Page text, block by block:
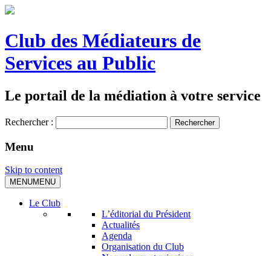
Club des Médiateurs de
Services au Public
Le portail de la médiation à votre service
Rechercher :
Menu
Skip to content
MENUMENU
Le Club
L’éditorial du Président
Actualités
Agenda
Organisation du Club